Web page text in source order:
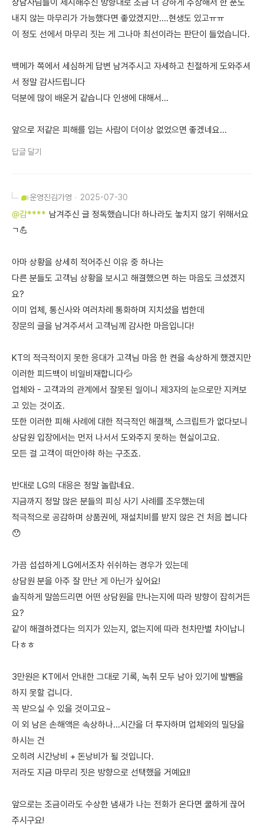
상담사님들이 제시해주신 방향대로 조금 더 강하게 주장해서 한 푼도
내지 않는 마무리가 가능했다면 좋았겠지만....현생도 있고ㅠㅠ
이 정도 선에서 마무리 짓는 게 그나마 최선이라는 판단이 들었습니다.
백메가 쪽에서 세심하게 답변 남겨주시고 자세하고 친절하게 도와주셔
서 정말 감사드립니다
덕분에 많이 배운거 같습니다 인생에 대해서...
앞으로 저같은 피해를 입는 사람이 더이상 없었으면 좋겠네요...
답글 달기
운영진김가영 2025-07-30
@감**** 남겨주신 글 정독했습니다! 하나라도 놓치지 않기 위해서요
ㄱ💪
아마 상황을 상세히 적어주신 이유 중 하나는
다른 분들도 고객님 상황을 보시고 해결했으면 하는 마음도 크셨겠지
요?
이미 업체, 통신사와 여러차례 통화하며 지치셨을 법한데
장문의 글을 남겨주셔서 고객님께 감사한 마음입니다!
KT의 적극적이지 못한 응대가 고객님 마음 한 켠을 속상하게 했겠지만
이러한 피드백이 비일비재합니다💦
업체와 - 고객과의 관계에서 잘못된 일이니 제3자의 눈으로만 지켜보
고 있는 것이죠.
또한 이러한 피해 사례에 대한 적극적인 해결책, 스크립트가 없다보니
상담원 입장에서는 먼저 나서서 도와주지 못하는 현실이고요.
모든 걸 고객이 떠안아햐 하는 구조죠.
반대로 LG의 대응은 정말 놀랍네요.
지금까지 정말 많은 분들의 피싱 사기 사례를 조우했는데
적극적으로 공감하며 상품권에, 재설치비를 받지 않은 건 처음 봅니다
😯
가끔 섭섭하게 LG에서조차 쉬쉬하는 경우가 있는데
상담원 분을 아주 잘 만난 게 아닌가 싶어요!
솔직하게 말씀드리면 어떤 상담원을 만나는지에 따라 방향이 잡히거든
요?
같이 해결하겠다는 의지가 있는지, 없는지에 따라 천차만별 차이납니
다ㅎㅎ
3만원은 KT에서 안내한 그대로 기록, 녹취 모두 남아 있기에 발뺌을
하지 못할 겁니다.
꼭 받으실 수 있을 것이고요~
이 외 남은 손해액은 속상하나...시간을 더 투자하며 업체와의 밀당을
하시는 건
오히려 시간낭비 + 돈낭비가 될 것입니다.
저라도 지금 마무리 짓은 방향으로 선택했을 거예요!!
앞으로는 조금이라도 수상한 냄새가 나는 전화가 온다면 쿨하게 끊어
주시구요!